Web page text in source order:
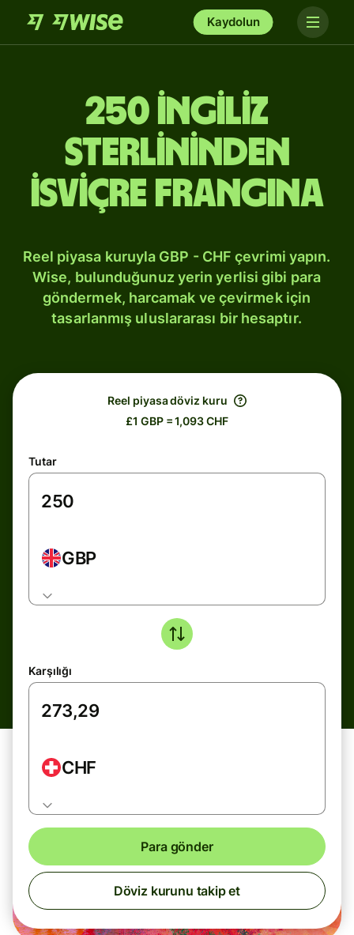
Kaydolun
250 İngiliz
sterlininden
İsviçre frangına
Reel piyasa kuruyla GBP - CHF çevrimi yapın.
Wise, bulunduğunuz yerin yerlisi gibi para
göndermek, harcamak ve çevirmek için
tasarlanmış uluslararası bir hesaptır.
Reel piyasa döviz kuru
£1 GBP = 1,093 CHF
Tutar
GBP
Karşılığı
CHF
Para gönder
Döviz kurunu takip et